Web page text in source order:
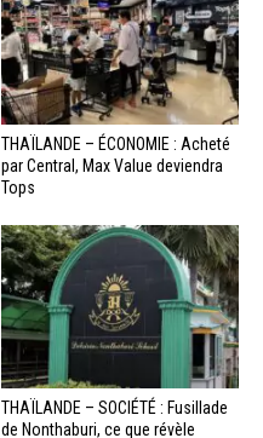
THAÏLANDE – ÉCONOMIE : Acheté
par Central, Max Value deviendra
Tops
THAÏLANDE – SOCIÉTÉ : Fusillade
de Nonthaburi, ce que révèle